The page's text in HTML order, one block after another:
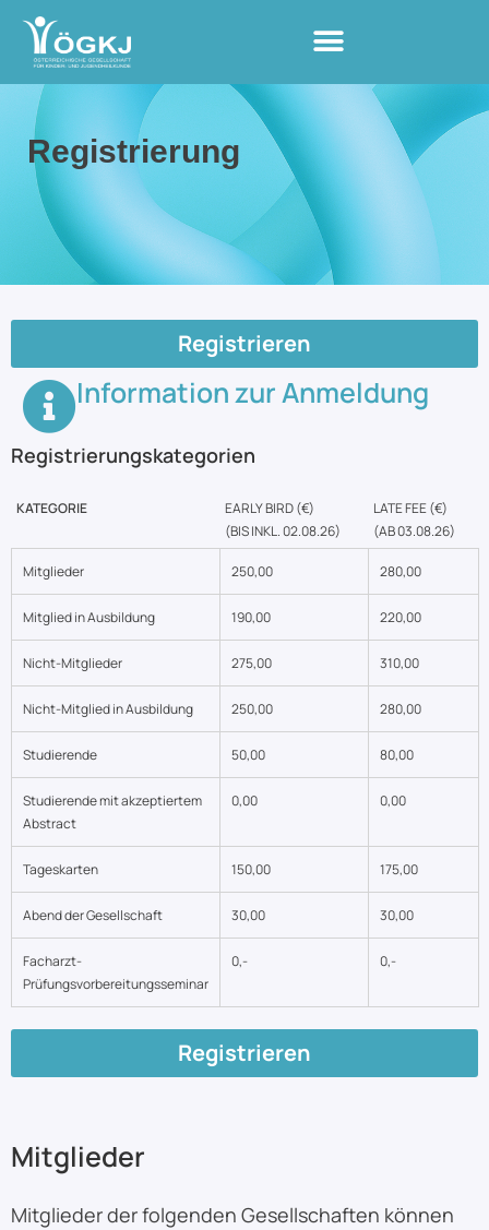
Registrierung
Registrieren
Information zur Anmeldung
Registrierungskategorien
KATEGORIE
EARLY BIRD (€)
(BIS INKL. 02.08.26)
LATE FEE (€)
(AB 03.08.26)
Mitglieder 250,00 280,00
Mitglied in Ausbildung 190,00 220,00
Nicht-Mitglieder 275,00 310,00
Nicht-Mitglied in Ausbildung 250,00 280,00
Studierende 50,00 80,00
Studierende mit akzeptiertem
Abstract
0,00 0,00
Tageskarten 150,00 175,00
Abend der Gesellschaft 30,00 30,00
Facharzt-
Prüfungsvorbereitungsseminar
0,- 0,-
Registrieren
Mitglieder
Mitglieder der folgenden Gesellschaften können